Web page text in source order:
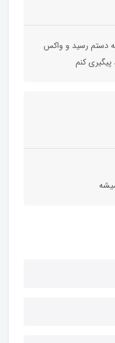
دستم رسید و واکس
کنم